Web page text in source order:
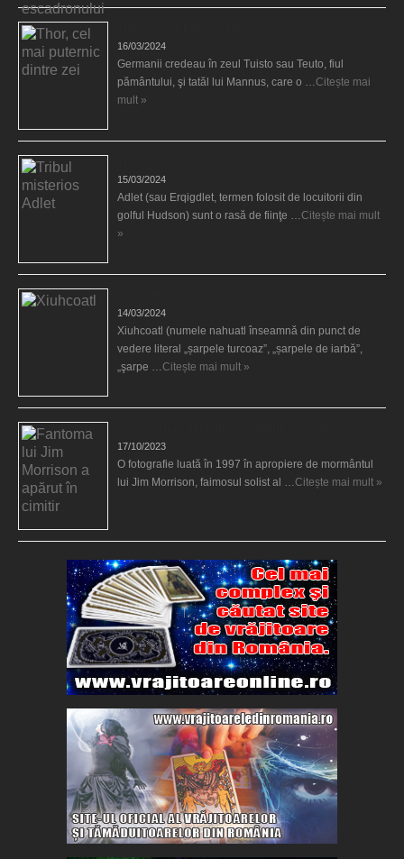
16/03/2024
Germanii credeau în zeul Tuisto sau Teuto, fiul
pământului, şi tatăl lui Mannus, care o … Citește mai
mult »
15/03/2024
Adlet (sau Erqigdlet, termen folosit de locuitorii din
golful Hudson) sunt o rasă de fiinţe … Citește mai mult
»
14/03/2024
Xiuhcoatl (numele nahuatl înseamnă din punct de
vedere literal „șarpele turcoaz”, „șarpele de iarbă”,
„şarpe … Citește mai mult »
17/10/2023
O fotografie luată în 1997 în apropiere de mormântul
lui Jim Morrison, faimosul solist al … Citește mai mult »